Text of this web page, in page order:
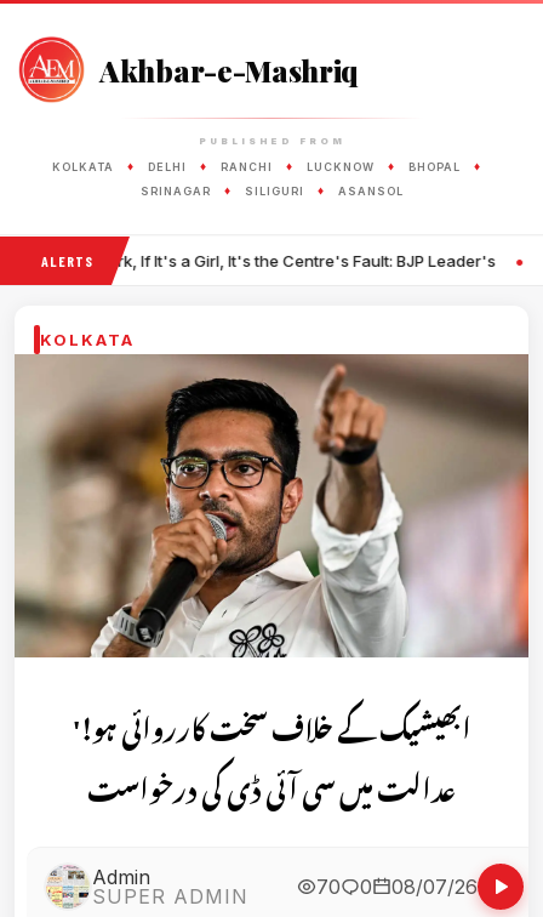
Akhbar-e-Mashriq
PUBLISHED FROM
KOLKATA ♦ DELHI ♦ RANCHI ♦ LUCKNOW ♦ BHOPAL ♦
SRINAGAR ♦ SILIGURI ♦ ASANSOL
ALERTS
If It's a Girl, It's the Centre's Fault: BJP Leader's • Iran Warns Gulf
KOLKATA
ابھیشیک کے خلاف سخت کارروائی ہو!'
عدالت میں سی آئی ڈی کی درخواست
Admin
SUPER ADMIN
70 0 08/07/26